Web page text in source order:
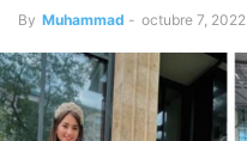
By Muhammad - octubre 7, 2022